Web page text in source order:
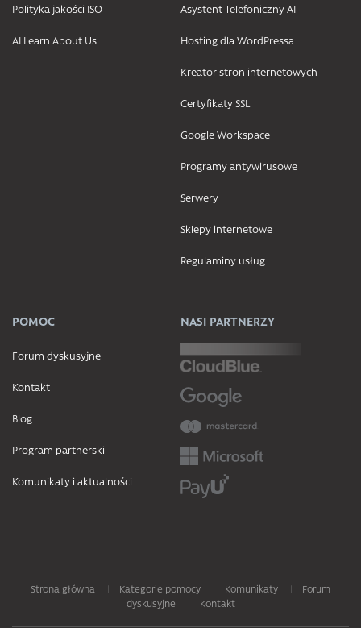
Polityka jakości ISO
AI Learn About Us
Asystent Telefoniczny AI
Hosting dla WordPressa
Kreator stron internetowych
Certyfikaty SSL
Google Workspace
Programy antywirusowe
Serwery
Sklepy internetowe
Regulaminy usług
POMOC
Forum dyskusyjne
Kontakt
Blog
Program partnerski
Komunikaty i aktualności
NASI PARTNERZY
Strona główna Kategorie pomocy Komunikaty
Forum
dyskusyjne
Kontakt